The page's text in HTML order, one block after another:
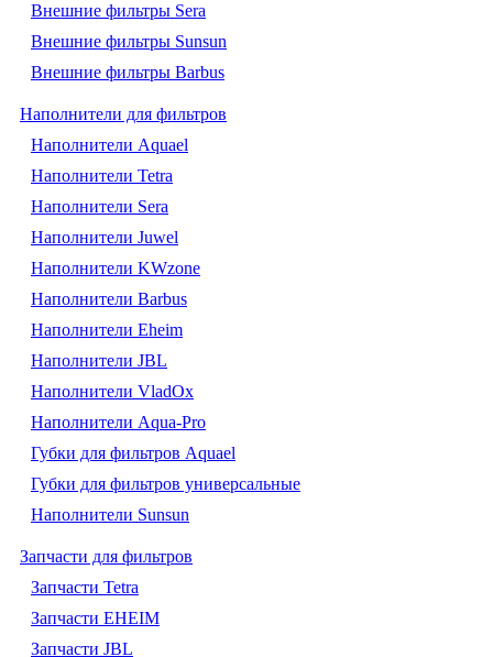
Внешние фильтры Sera
Внешние фильтры Sunsun
Внешние фильтры Barbus
Наполнители для фильтров
Наполнители Aquael
Наполнители Tetra
Наполнители Sera
Наполнители Juwel
Наполнители KWzone
Наполнители Barbus
Наполнители Eheim
Наполнители JBL
Наполнители VladOx
Наполнители Aqua-Pro
Губки для фильтров Aquael
Губки для фильтров универсальные
Наполнители Sunsun
Запчасти для фильтров
Запчасти Tetra
Запчасти EHEIM
Запчасти JBL